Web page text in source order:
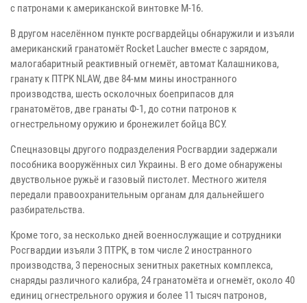
с патронами к американской винтовке М-16.
В другом населённом пункте росгвардейцы обнаружили и изъяли
американский гранатомёт Rocket Laucher вместе с зарядом,
малогабаритный реактивный огнемёт, автомат Калашникова,
гранату к ПТРК NLAW, две 84-мм мины иностранного
производства, шесть осколочных боеприпасов для
гранатомётов, две гранаты Ф-1, до сотни патронов к
огнестрельному оружию и бронежилет бойца ВСУ.
Спецназовцы другого подразделения Росгвардии задержали
пособника вооружённых сил Украины. В его доме обнаружены
двуствольное ружьё и газовый пистолет. Местного жителя
передали правоохранительным органам для дальнейшего
разбирательства.
Кроме того, за несколько дней военнослужащие и сотрудники
Росгвардии изъяли 3 ПТРК, в том числе 2 иностранного
производства, 3 переносных зенитных ракетных комплекса,
снаряды различного калибра, 24 гранатомёта и огнемёт, около 40
единиц огнестрельного оружия и более 11 тысяч патронов,